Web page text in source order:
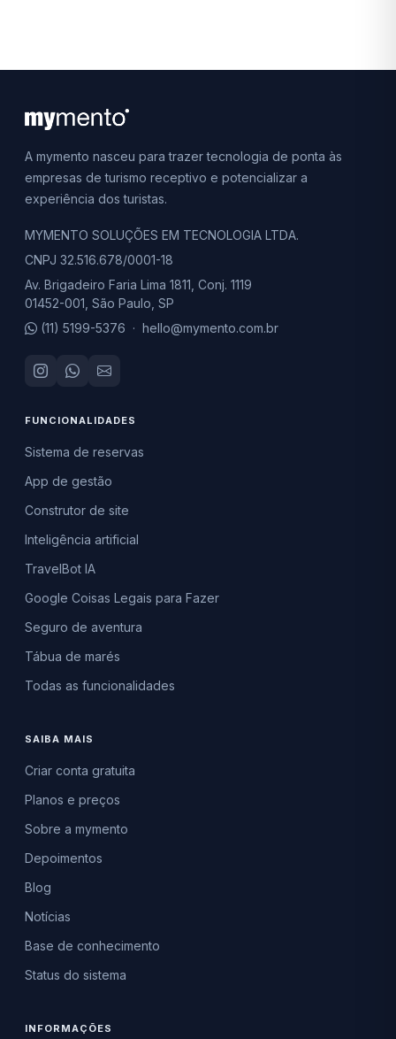
A mymento nasceu para trazer tecnologia de ponta às
empresas de turismo receptivo e potencializar a
experiência dos turistas.
MYMENTO SOLUÇÕES EM TECNOLOGIA LTDA.
CNPJ 32.516.678/0001-18
Av. Brigadeiro Faria Lima 1811, Conj. 1119
01452-001, São Paulo, SP
(11) 5199-5376 · hello@mymento.com.br
FUNCIONALIDADES
Sistema de reservas
App de gestão
Construtor de site
Inteligência artificial
TravelBot IA
Google Coisas Legais para Fazer
Seguro de aventura
Tábua de marés
Todas as funcionalidades
SAIBA MAIS
Criar conta gratuita
Planos e preços
Sobre a mymento
Depoimentos
Blog
Notícias
Base de conhecimento
Status do sistema
INFORMAÇÕES